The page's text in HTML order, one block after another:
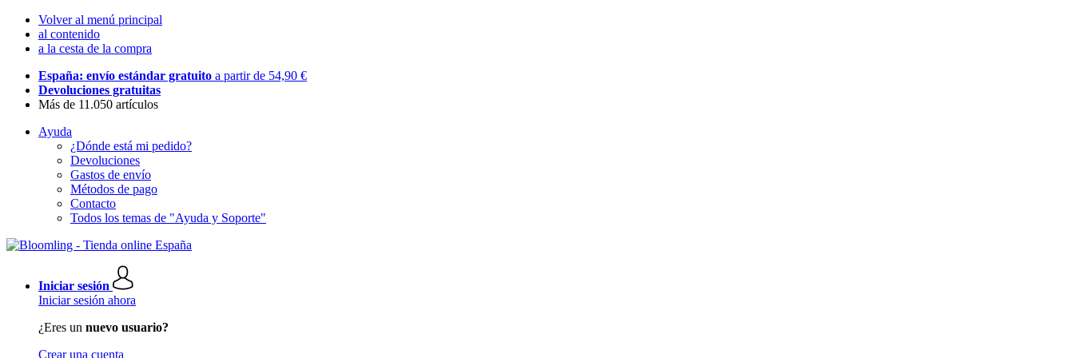
Volver al menú principal
al contenido
a la cesta de la compra
España: envío estándar gratuito a partir de 54,90 €
Devoluciones gratuitas
Más de 11.050 artículos
Ayuda
¿Dónde está mi pedido?
Devoluciones
Gastos de envío
Métodos de pago
Contacto
Todos los temas de "Ayuda y Soporte"
Iniciar sesión
Iniciar sesión ahora
¿Eres un nuevo usuario?
Crear una cuenta